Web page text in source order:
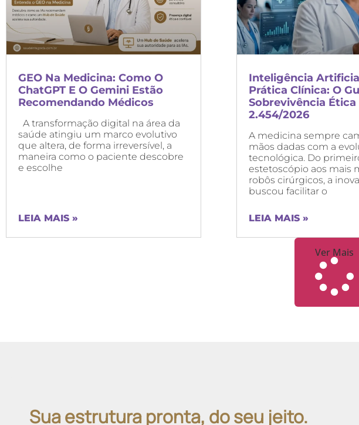
GEO Na Medicina: Como O
ChatGPT E O Gemini Estão
Recomendando Médicos
A transformação digital na área da
saúde atingiu um marco evolutivo
que altera, de forma irreversível, a
maneira como o paciente descobre
e escolhe
LEIA MAIS »
Inteligência
Prática Clínica: O
Sobrevivência Ética
2.454/2026
A medicina sempre
mãos dadas com a
tecnológica. Do
estetoscópio aos mais
robôs cirúrgicos, a
buscou facilitar o
LEIA MAIS »
Ver Mais
Sua estrutura pronta, do seu jeito.